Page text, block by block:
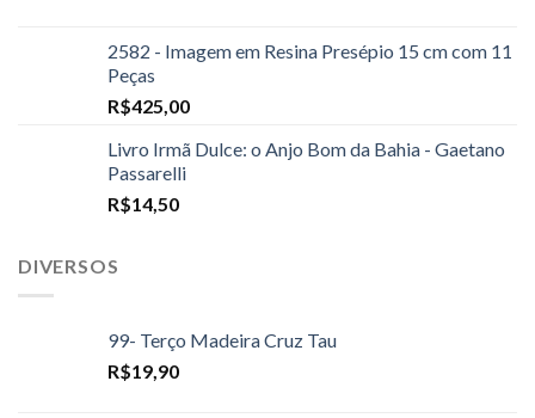
2582 - Imagem em Resina Presépio 15 cm com 11
Peças
R$425,00
Livro Irmã Dulce: o Anjo Bom da Bahia - Gaetano
Passarelli
R$14,50
DIVERSOS
99- Terço Madeira Cruz Tau
R$19,90